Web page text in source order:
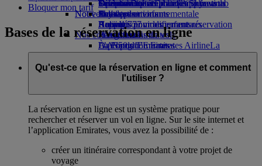
Opens an external link in a new tab
Boissons
Notre flotte
Boeing 777
L’A380 d’Emirates
L’A350 d’Emirates
Emirates Executive
Plan des sièges
Divertissements pour les enfants
Jouets pour enfants
Activités pour les enfants
La durabilité en pratique
Politique environnementale
Rapports environnementaux
Nos communautés
La Fondation Emirates AirlineLa
Fondation Emirates Airline Opens an
external link in a new tab
Parrainages
Toronto-Dubai
Nouvelles destinations
Helsinki
Hangzhou
Da Nang
Shenzhen
Siem Reap
Se connecter à Emirates Skywards
Skywards+
Téléphone portable et l'application
Emirates
Annuler ou modifier une réservation
Perturbations de vols
À propos d’Emirates
Bloquer mon tarif
Bases de la réservation en ligne
Qu'est-ce que la réservation en ligne et comment
l'utiliser ?
La réservation en ligne est un système pratique pour
rechercher et réserver un vol en ligne. Sur le site internet et
l’application Emirates, vous avez la possibilité de :
créer un itinéraire correspondant à votre projet de
voyage